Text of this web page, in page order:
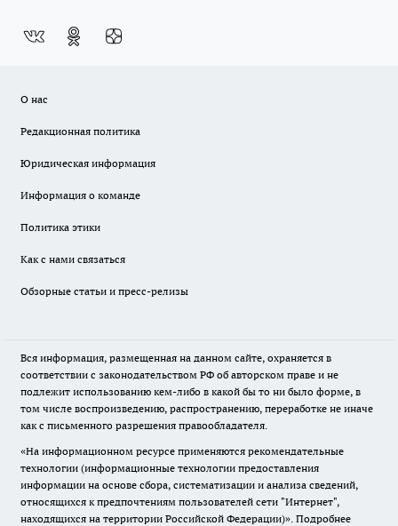
О нас
Редакционная политика
Юридическая информация
Информация о команде
Политика этики
Как с нами связаться
Обзорные статьи и пресс-релизы
Вся информация, размещенная на данном сайте, охраняется в
соответствии с законодательством РФ об авторском праве и не
подлежит использованию кем-либо в какой бы то ни было форме, в
том числе воспроизведению, распространению, переработке не иначе
как с письменного разрешения правообладателя.
«На информационном ресурсе применяются рекомендательные
технологии (информационные технологии предоставления
информации на основе сбора, систематизации и анализа сведений,
относящихся к предпочтениям пользователей сети "Интернет",
находящихся на территории Российской Федерации)». Подробнее